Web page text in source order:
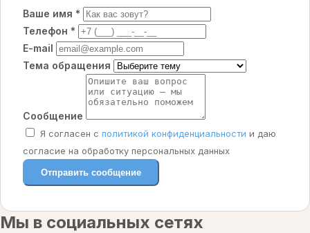
Ваше имя *
Телефон *
E-mail
Тема обращения
Сообщение
Я согласен с политикой конфиденциальности и даю
согласие на обработку персональных данных
Отправить сообщение
Мы в социальных сетях